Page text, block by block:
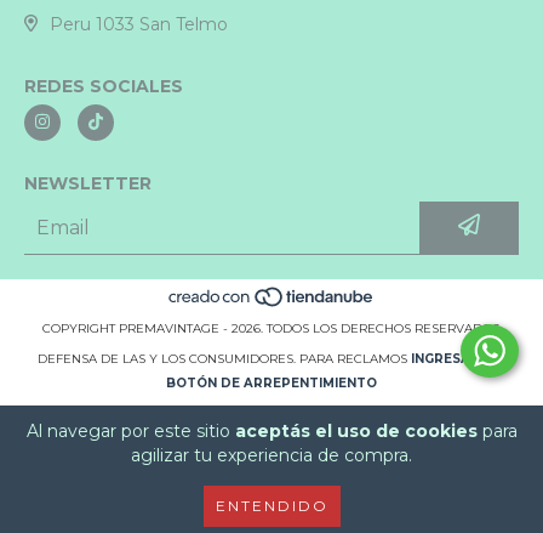
Al navegar por este sitio aceptás el uso de cookiespara
agilizar tu experiencia de compra.
ENTENDIDO
Peru 1033 San Telmo
REDES SOCIALES
NEWSLETTER
COPYRIGHT PREMAVINTAGE - 2026. TODOS LOS DERECHOS RESERVADOS.
DEFENSA DE LAS Y LOS CONSUMIDORES. PARA RECLAMOS
INGRESÁ ACÁ.
BOTÓN DE ARREPENTIMIENTO